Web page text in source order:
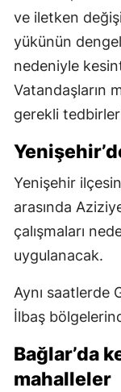
ve iletken
yükünün
nedeniyle
Vatandaşların
gerekli
Yenişehir
arasında
çalışmaları
uygulanacak.
Aynı saatlerde
İlbaş
Bağlar’da
mahalleler